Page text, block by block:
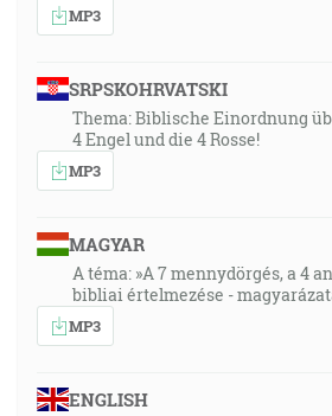
MP3
SRPSKOHRVATSKI
Thema: Biblische Einordnung
4 Engel und die 4 Rosse!
MP3
MAGYAR
A téma: »A 7 mennydörgés, a 4
bibliai értelmezése -
MP3
ENGLISH